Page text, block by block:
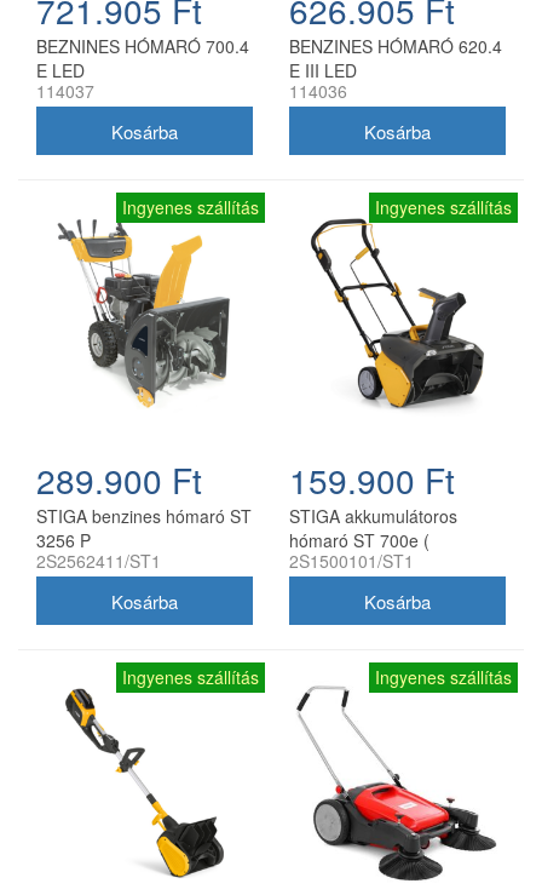
721.905 Ft
BEZNINES HÓMARÓ 700.4
E LED
114037
626.905 Ft
BENZINES HÓMARÓ 620.4
E III LED
114036
Ingyenes szállítás
289.900 Ft
STIGA benzines hómaró ST
3256 P
2S2562411/ST1
Ingyenes szállítás
159.900 Ft
STIGA akkumulátoros
hómaró ST 700e (
akkumulátor és töltő nélkül )
2S1500101/ST1
Ingyenes szállítás Ingyenes szállítás